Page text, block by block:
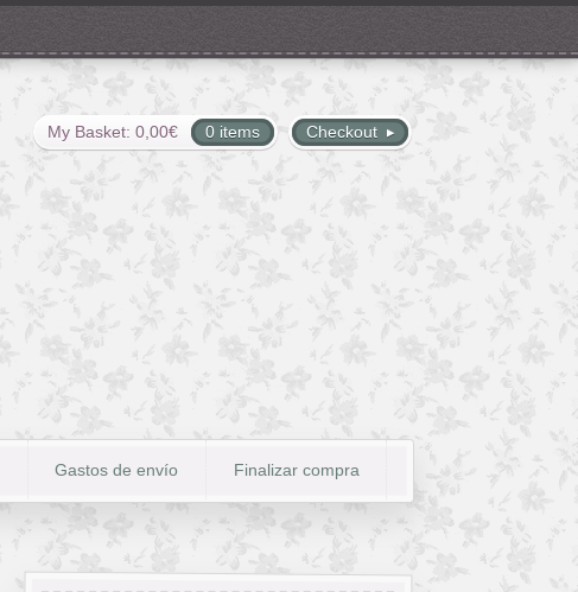
Checkout
My Basket: 0,00€ 0 items
Gastos de envío Finalizar compra